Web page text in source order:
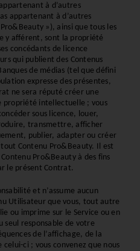
à d’autres
appartenant à d’autres
»), ainsi que tous les
y afférent, sont la propriété
concédants de licence
qui publient des Contenus
de médias (tel que défini
expresse des présentes,
ne sera réputé créer une
propriété intellectuelle ; vous
sous licence, louer,
transmettre, afficher
publier, adapter ou créer
Contenu Pro&Beauty. Il est
Pro&Beauty à des fins
le présent Contrat.
et n’assume aucun
Utilisateur que vous, tout autre
ou imprime sur le Service ou en
seul responsable de votre
de l’affichage, de la
ci ; vous convenez que nous